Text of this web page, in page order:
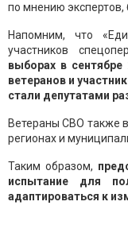
по мнению экспертов,
Напомним, что
участников
выборах в
ветеранов и
стали депутатами
Ветераны СВО также
регионах и
Таким образом,
испытание для
адаптироваться к